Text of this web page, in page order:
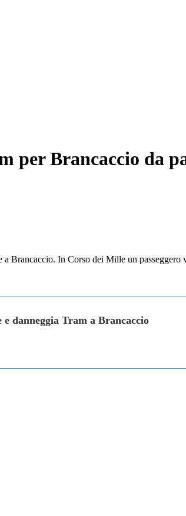
Brancaccio da
a Brancaccio. In Corso dei Mille un
e danneggia Tram a Brancaccio